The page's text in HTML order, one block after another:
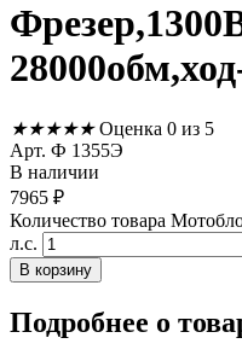
★★★★★ Оценка 0 из 5
Арт. Ф 1355Э
В наличии
7965 ₽
Количество товара
л.с.
В корзину
Подробнее о